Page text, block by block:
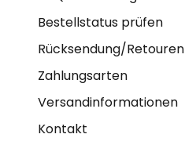
Bestellstatus prüfen
Rücksendung/Retouren
Zahlungsarten
Versandinformationen
Kontakt